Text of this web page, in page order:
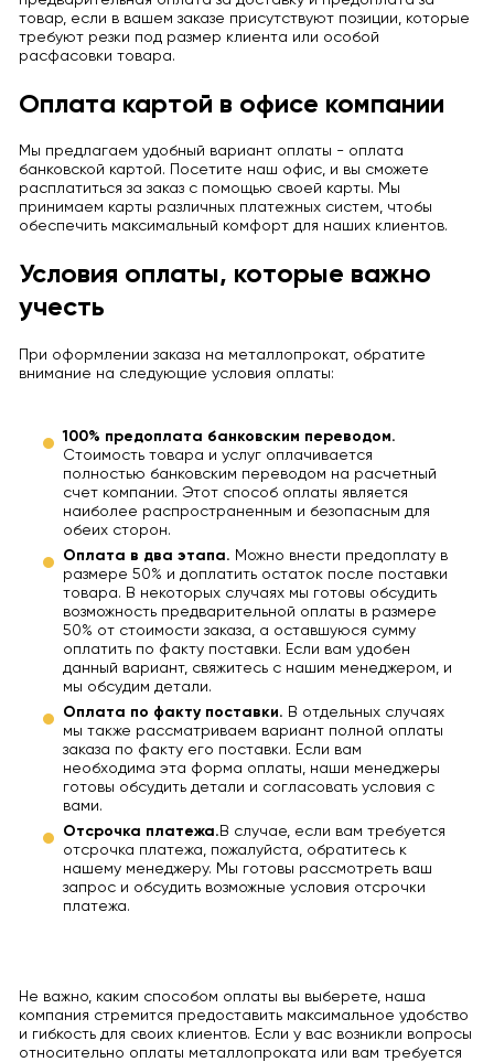
товар, если в вашем заказе присутствуют позиции, которые
требуют резки под размер клиента или особой
расфасовки товара.
Оплата картой в офисе компании
Мы предлагаем удобный вариант оплаты - оплата
банковской картой. Посетите наш офис, и вы сможете
расплатиться за заказ с помощью своей карты. Мы
принимаем карты различных платежных систем, чтобы
обеспечить максимальный комфорт для наших клиентов.
Условия оплаты, которые важно
учесть
При оформлении заказа на металлопрокат, обратите
внимание на следующие условия оплаты:
100% предоплата банковским переводом.
Стоимость товара и услуг оплачивается
полностью банковским переводом на расчетный
счет компании. Этот способ оплаты является
наиболее распространенным и безопасным для
обеих сторон.
Оплата в два этапа. Можно внести предоплату в
размере 50% и доплатить остаток после поставки
товара. В некоторых случаях мы готовы обсудить
возможность предварительной оплаты в размере
50% от стоимости заказа, а оставшуюся сумму
оплатить по факту поставки. Если вам удобен
данный вариант, свяжитесь с нашим менеджером, и
мы обсудим детали.
Оплата по факту поставки. В отдельных случаях
мы также рассматриваем вариант полной оплаты
заказа по факту его поставки. Если вам
необходима эта форма оплаты, наши менеджеры
готовы обсудить детали и согласовать условия с
вами.
Отсрочка платежа. В случае, если вам требуется
отсрочка платежа, пожалуйста, обратитесь к
нашему менеджеру. Мы готовы рассмотреть ваш
запрос и обсудить возможные условия отсрочки
платежа.
Не важно, каким способом оплаты вы выберете, наша
компания стремится предоставить максимальное удобство
и гибкость для своих клиентов. Если у вас возникли вопросы
относительно оплаты металлопроката или вам требуется